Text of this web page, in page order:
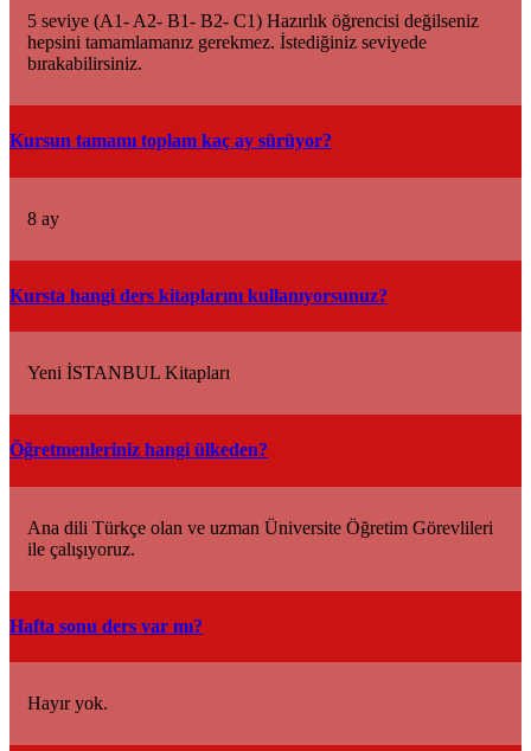
5 seviye (A1- A2- B1- B2- C1) Hazırlık öğrencisi değilseniz
hepsini tamamlamanız gerekmez. İstediğiniz seviyede
bırakabilirsiniz.
Kursun tamamı toplam kaç ay sürüyor?
8 ay
Kursta hangi ders kitaplarını kullanıyorsunuz?
Yeni İSTANBUL Kitapları
Öğretmenleriniz hangi ülkeden?
Ana dili Türkçe olan ve uzman Üniversite Öğretim Görevlileri
ile çalışıyoruz.
Hafta sonu ders var mı?
Hayır yok.